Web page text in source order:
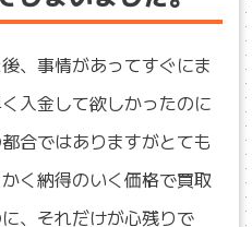
、事情があってすぐにま
入金して欲しかったのに
合ではありますがとても
く納得のいく価格で買取
、それだけが心残りで